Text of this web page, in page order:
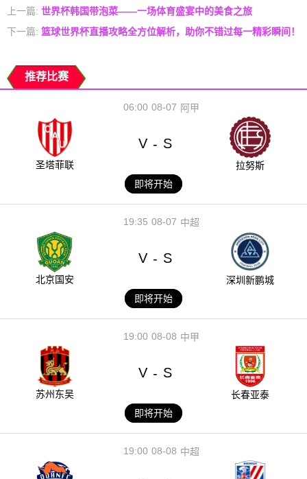
上一篇: 世界杯韩国带泡菜——一场体育盛宴中的美食之旅
下一篇: 篮球世界杯直播攻略全方位解析，助你不错过每一精彩瞬间！
推荐比赛
08-07
06:00 阿甲
圣塔菲联
V - S
拉努斯
即将开始
08-07
19:35 中超
北京国安
V - S
深圳新鹏城
即将开始
08-08
19:00 中甲
苏州东吴
V - S
长春亚泰
即将开始
08-08
19:00 中超